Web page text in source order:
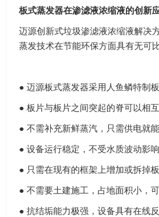
板式蒸发器在渗滤液浓缩液的创新
迈源创新式垃圾渗滤液浓缩液解决
蒸发技术在节能环保方面具有无可
● 迈源板式蒸发器采用人鱼鳞特制
● 板片与板片之间突起的脊可以相
● 不需补充新鲜蒸汽，只需供电就
● 设备运行稳定，不受水质波动影
● 只需在现有的框架上增加或拆掉
● 不需要土建施工，占地面积小，可
● 抗结垢能力极强，设备具有在线